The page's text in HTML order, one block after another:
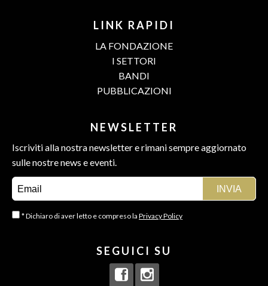
LINK RAPIDI
LA FONDAZIONE
I SETTORI
BANDI
PUBBLICAZIONI
NEWSLETTER
Iscriviti alla nostra newsletter e rimani sempre aggiornato
sulle nostre news e eventi.
* Dichiaro di aver letto e compreso la Privacy Policy
SEGUICI SU